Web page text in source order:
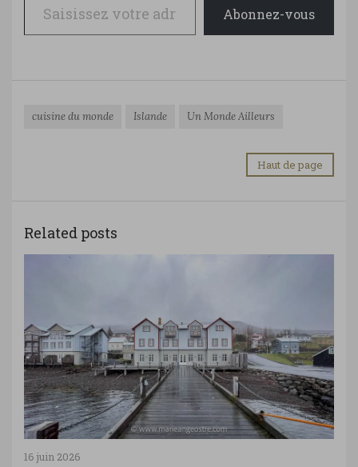
Abonnez-vous
cuisine du monde Islande Un Monde Ailleurs
Haut de page
Related posts
16 juin 2026